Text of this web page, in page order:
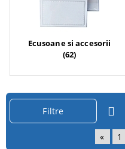
Ecusoane si accesorii
(62)
Filtre
« 1